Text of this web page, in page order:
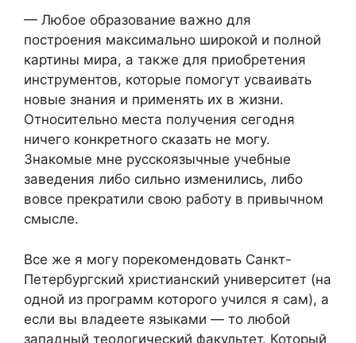
— Любое образование важно для
построения максимально широкой и полной
картины мира, а также для приобретения
инструментов, которые помогут усваивать
новые знания и применять их в жизни.
Относительно места получения сегодня
ничего конкретного сказать не могу.
Знакомые мне русскоязычные учебные
заведения либо сильно изменились, либо
вовсе прекратили свою работу в привычном
смысле.
Все же я могу порекомендовать Санкт-
Петербургский христианский университет (на
одной из программ которого учился я сам), а
если вы владеете языками — то любой
западный теологический факультет. Который